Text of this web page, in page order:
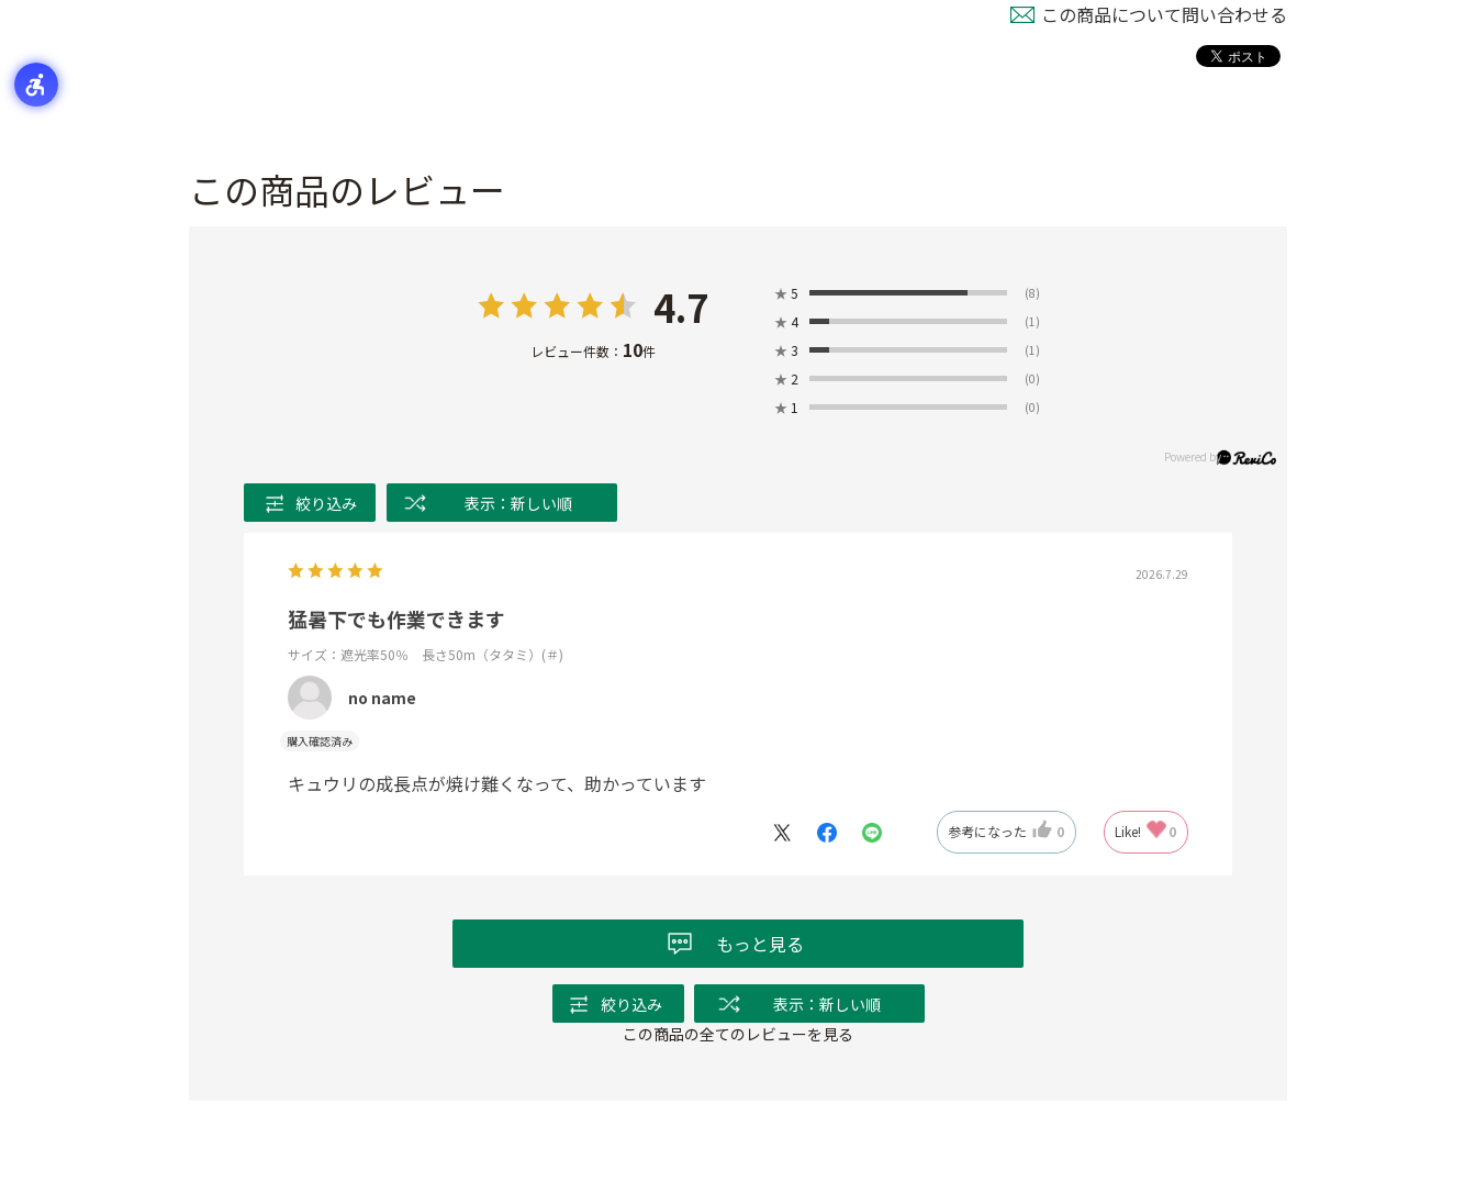
この商品について問い合わせる
この商品のレビュー
4.7
レビュー件数： 10件
★ 5 (8)
★ 4 (1)
★ 3 (1)
★ 2 (0)
★ 1 (0)
絞り込み 表示：新しい順
2026.7.29
猛暑下でも作業できます
サイズ：遮光率50％ 長さ50m（タタミ）(＃)
no name
購入確認済み
キュウリの成長点が焼け難くなって、助かっています
参考になった 0 Like! 0
もっと見る
絞り込み
表示：新しい順
この商品の全てのレビューを見る